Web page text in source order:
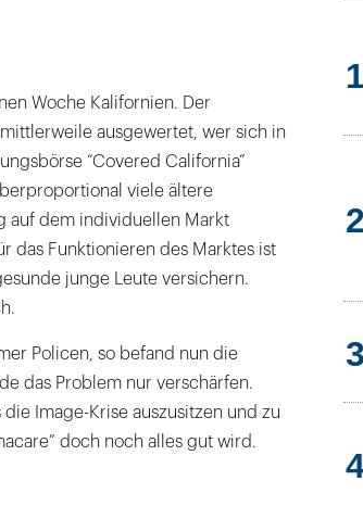
Woche Kalifornien. Der
ausgewertet, wer sich in
“Covered California”
viele ältere
auf dem individuellen Markt
das Funktionieren des Marktes ist
junge Leute versichern.
Policen, so befand nun die
das Problem nur verschärfen.
Image-Krise auszusitzen und zu
doch noch alles gut wird.
1
2
3